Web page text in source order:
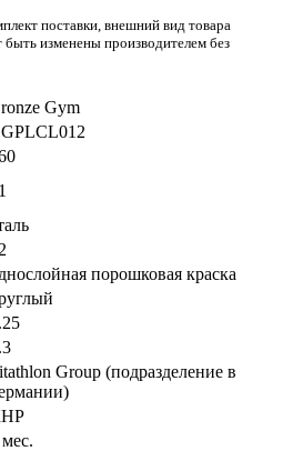
поставки, внешний вид товара
изменены производителем без
Gym
порошковая краска
Group (подразделение в